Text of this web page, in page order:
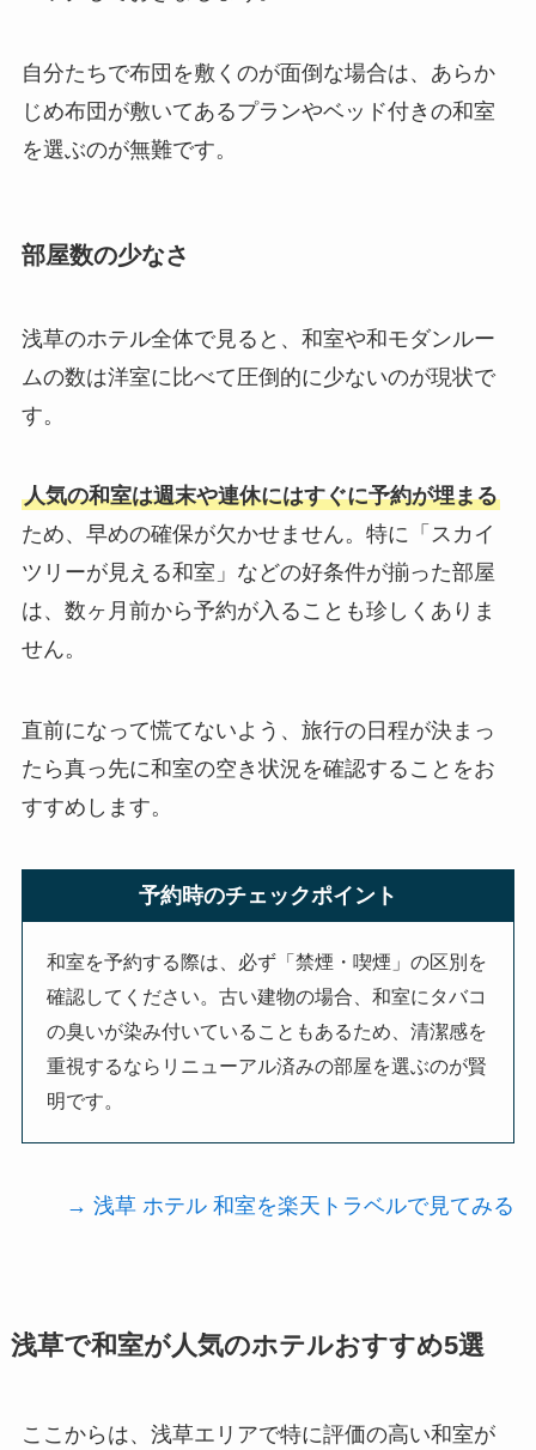
自分たちで布団を敷くのが面倒な場合は、あらか
じめ布団が敷いてあるプランやベッド付きの和室
を選ぶのが無難です。
部屋数の少なさ
浅草のホテル全体で見ると、和室や和モダンルー
ムの数は洋室に比べて圧倒的に少ないのが現状で
す。
人気の和室は週末や連休にはすぐに予約が埋まる
ため、早めの確保が欠かせません。特に「スカイ
ツリーが見える和室」などの好条件が揃った部屋
は、数ヶ月前から予約が入ることも珍しくありま
せん。
直前になって慌てないよう、旅行の日程が決まっ
たら真っ先に和室の空き状況を確認することをお
すすめします。
予約時のチェックポイント
和室を予約する際は、必ず「禁煙・喫煙」の区別を
確認してください。古い建物の場合、和室にタバコ
の臭いが染み付いていることもあるため、清潔感を
重視するならリニューアル済みの部屋を選ぶのが賢
明です。
→ 浅草 ホテル 和室を楽天トラベルで見てみる
浅草で和室が人気のホテルおすすめ5選
ここからは、浅草エリアで特に評価の高い和室が